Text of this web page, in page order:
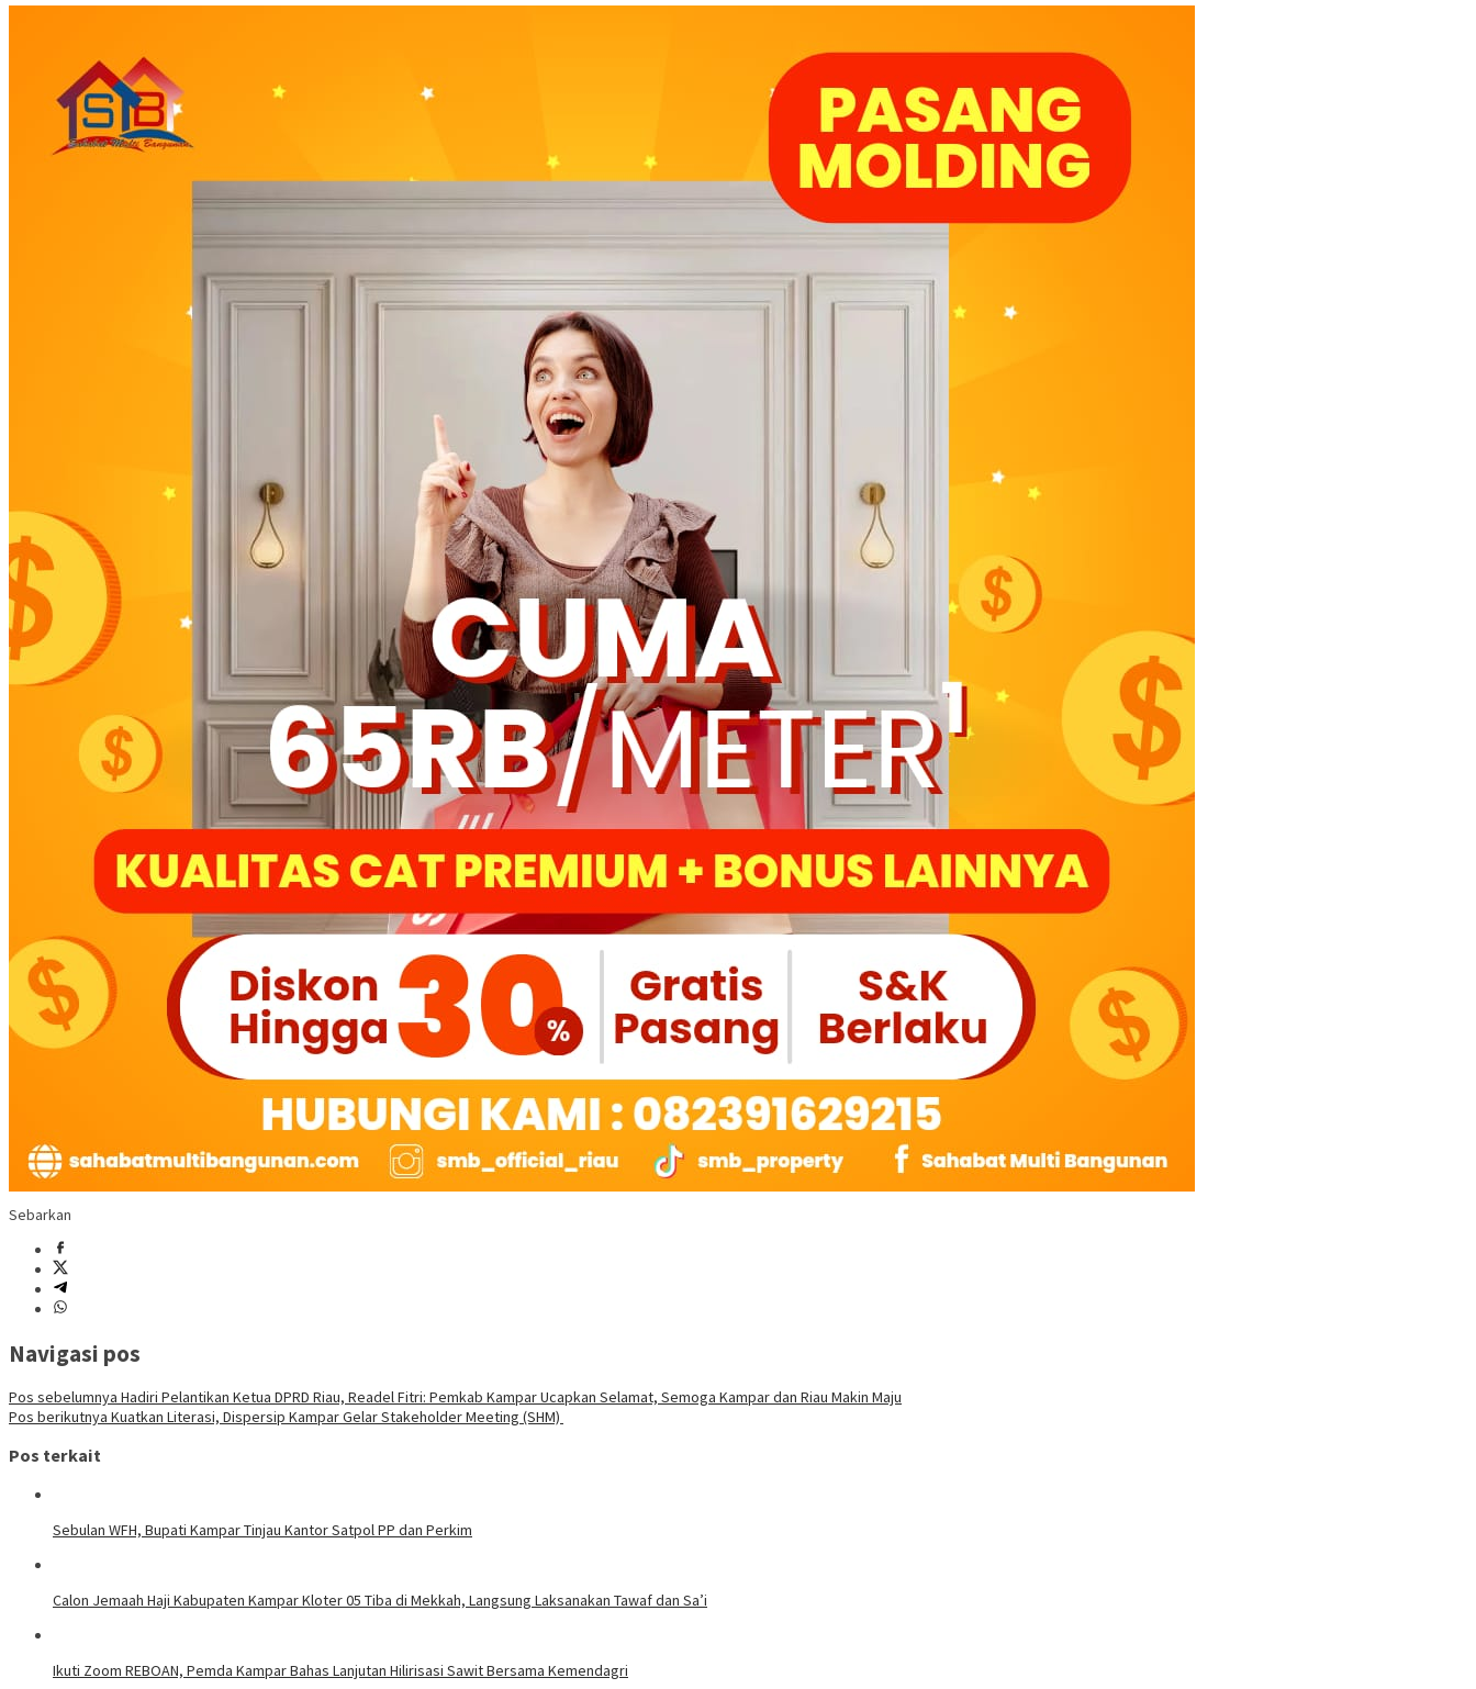
Sebarkan
Navigasi pos
Pos sebelumnya Hadiri Pelantikan Ketua DPRD Riau, Readel Fitri: Pemkab Kampar Ucapkan Selamat, Semoga Kampar dan Riau Makin Maju
Pos berikutnya Kuatkan Literasi, Dispersip Kampar Gelar Stakeholder Meeting (SHM)
Pos terkait
Sebulan WFH, Bupati Kampar Tinjau Kantor Satpol PP dan Perkim
Calon Jemaah Haji Kabupaten Kampar Kloter 05 Tiba di Mekkah, Langsung Laksanakan Tawaf dan Sa’i
Ikuti Zoom REBOAN, Pemda Kampar Bahas Lanjutan Hilirisasi Sawit Bersama Kemendagri